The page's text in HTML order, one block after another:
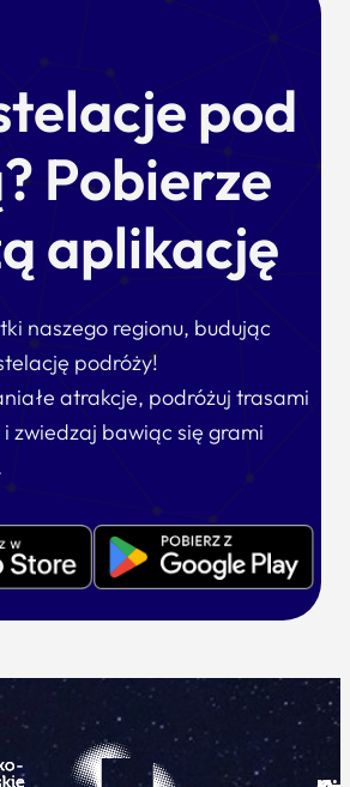
pod
Pobierze
aplikację
naszego regionu, budując
podróży!
atrakcje, podróżuj trasami
zwiedzaj bawiąc się grami